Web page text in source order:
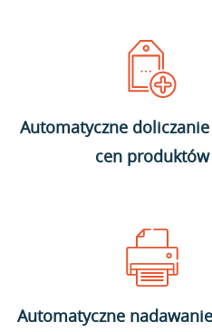
Automatyczne
cen produktów
Automatyczne